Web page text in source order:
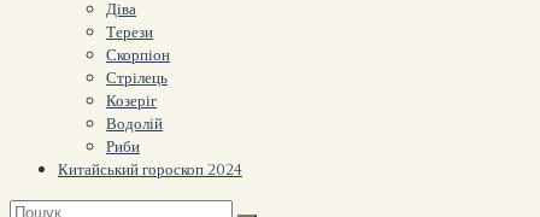
Діва
Терези
Скорпіон
Стрілець
Козеріг
Водолій
Риби
Китайський гороскоп 2024